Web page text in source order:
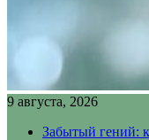
9 августа, 2026
Забытый гений: